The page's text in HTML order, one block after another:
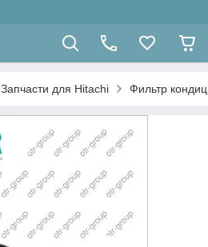
Запчасти для Hitachi Фильтр